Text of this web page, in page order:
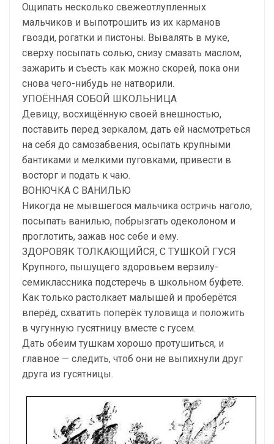
Ощипать несколько свежеотлупленных
мальчиков и выпотрошить из их карманов
гвозди, рогатки и пистоны. Вывалять в муке,
сверху посыпать солью, снизу смазать маслом,
зажарить и съесть как можно скорей, пока они
снова чего-нибудь не натворили.
УПОЁННАЯ СОБОЙ ШКОЛЬНИЦА
Девицу, восхищённую своей внешностью,
поставить перед зеркалом, дать ей насмотреться
на себя до самозабвения, осыпать крупными
бантиками и мелкими пуговками, привести в
восторг и подать к чаю.
ВОНЮЧКА С ВАНИЛЬЮ
Никогда не мывшегося мальчика остричь наголо,
посыпать ванилью, побрызгать одеколоном и
проглотить, зажав нос себе и ему.
ЗДОРОВЯК ТОЛКАЮЩИЙСЯ, С ТУШКОЙ ГУСЯ
Крупного, пышущего здоровьем верзилу-
семиклассника подстеречь в школьном буфете.
Как только растолкает малышей и проберётся
вперёд, схватить поперёк туловища и положить
в чугунную гусятницу вместе с гусем.
Дать обеим тушкам хорошо протушиться, и
главное — следить, чтоб они не выпихнули друг
друга из гусятницы.